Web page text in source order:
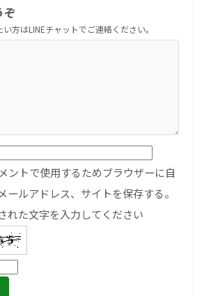
ぞ
ントで使用するためブラウザーに自
ールアドレス、サイトを保存する。
れた文字を入力してください